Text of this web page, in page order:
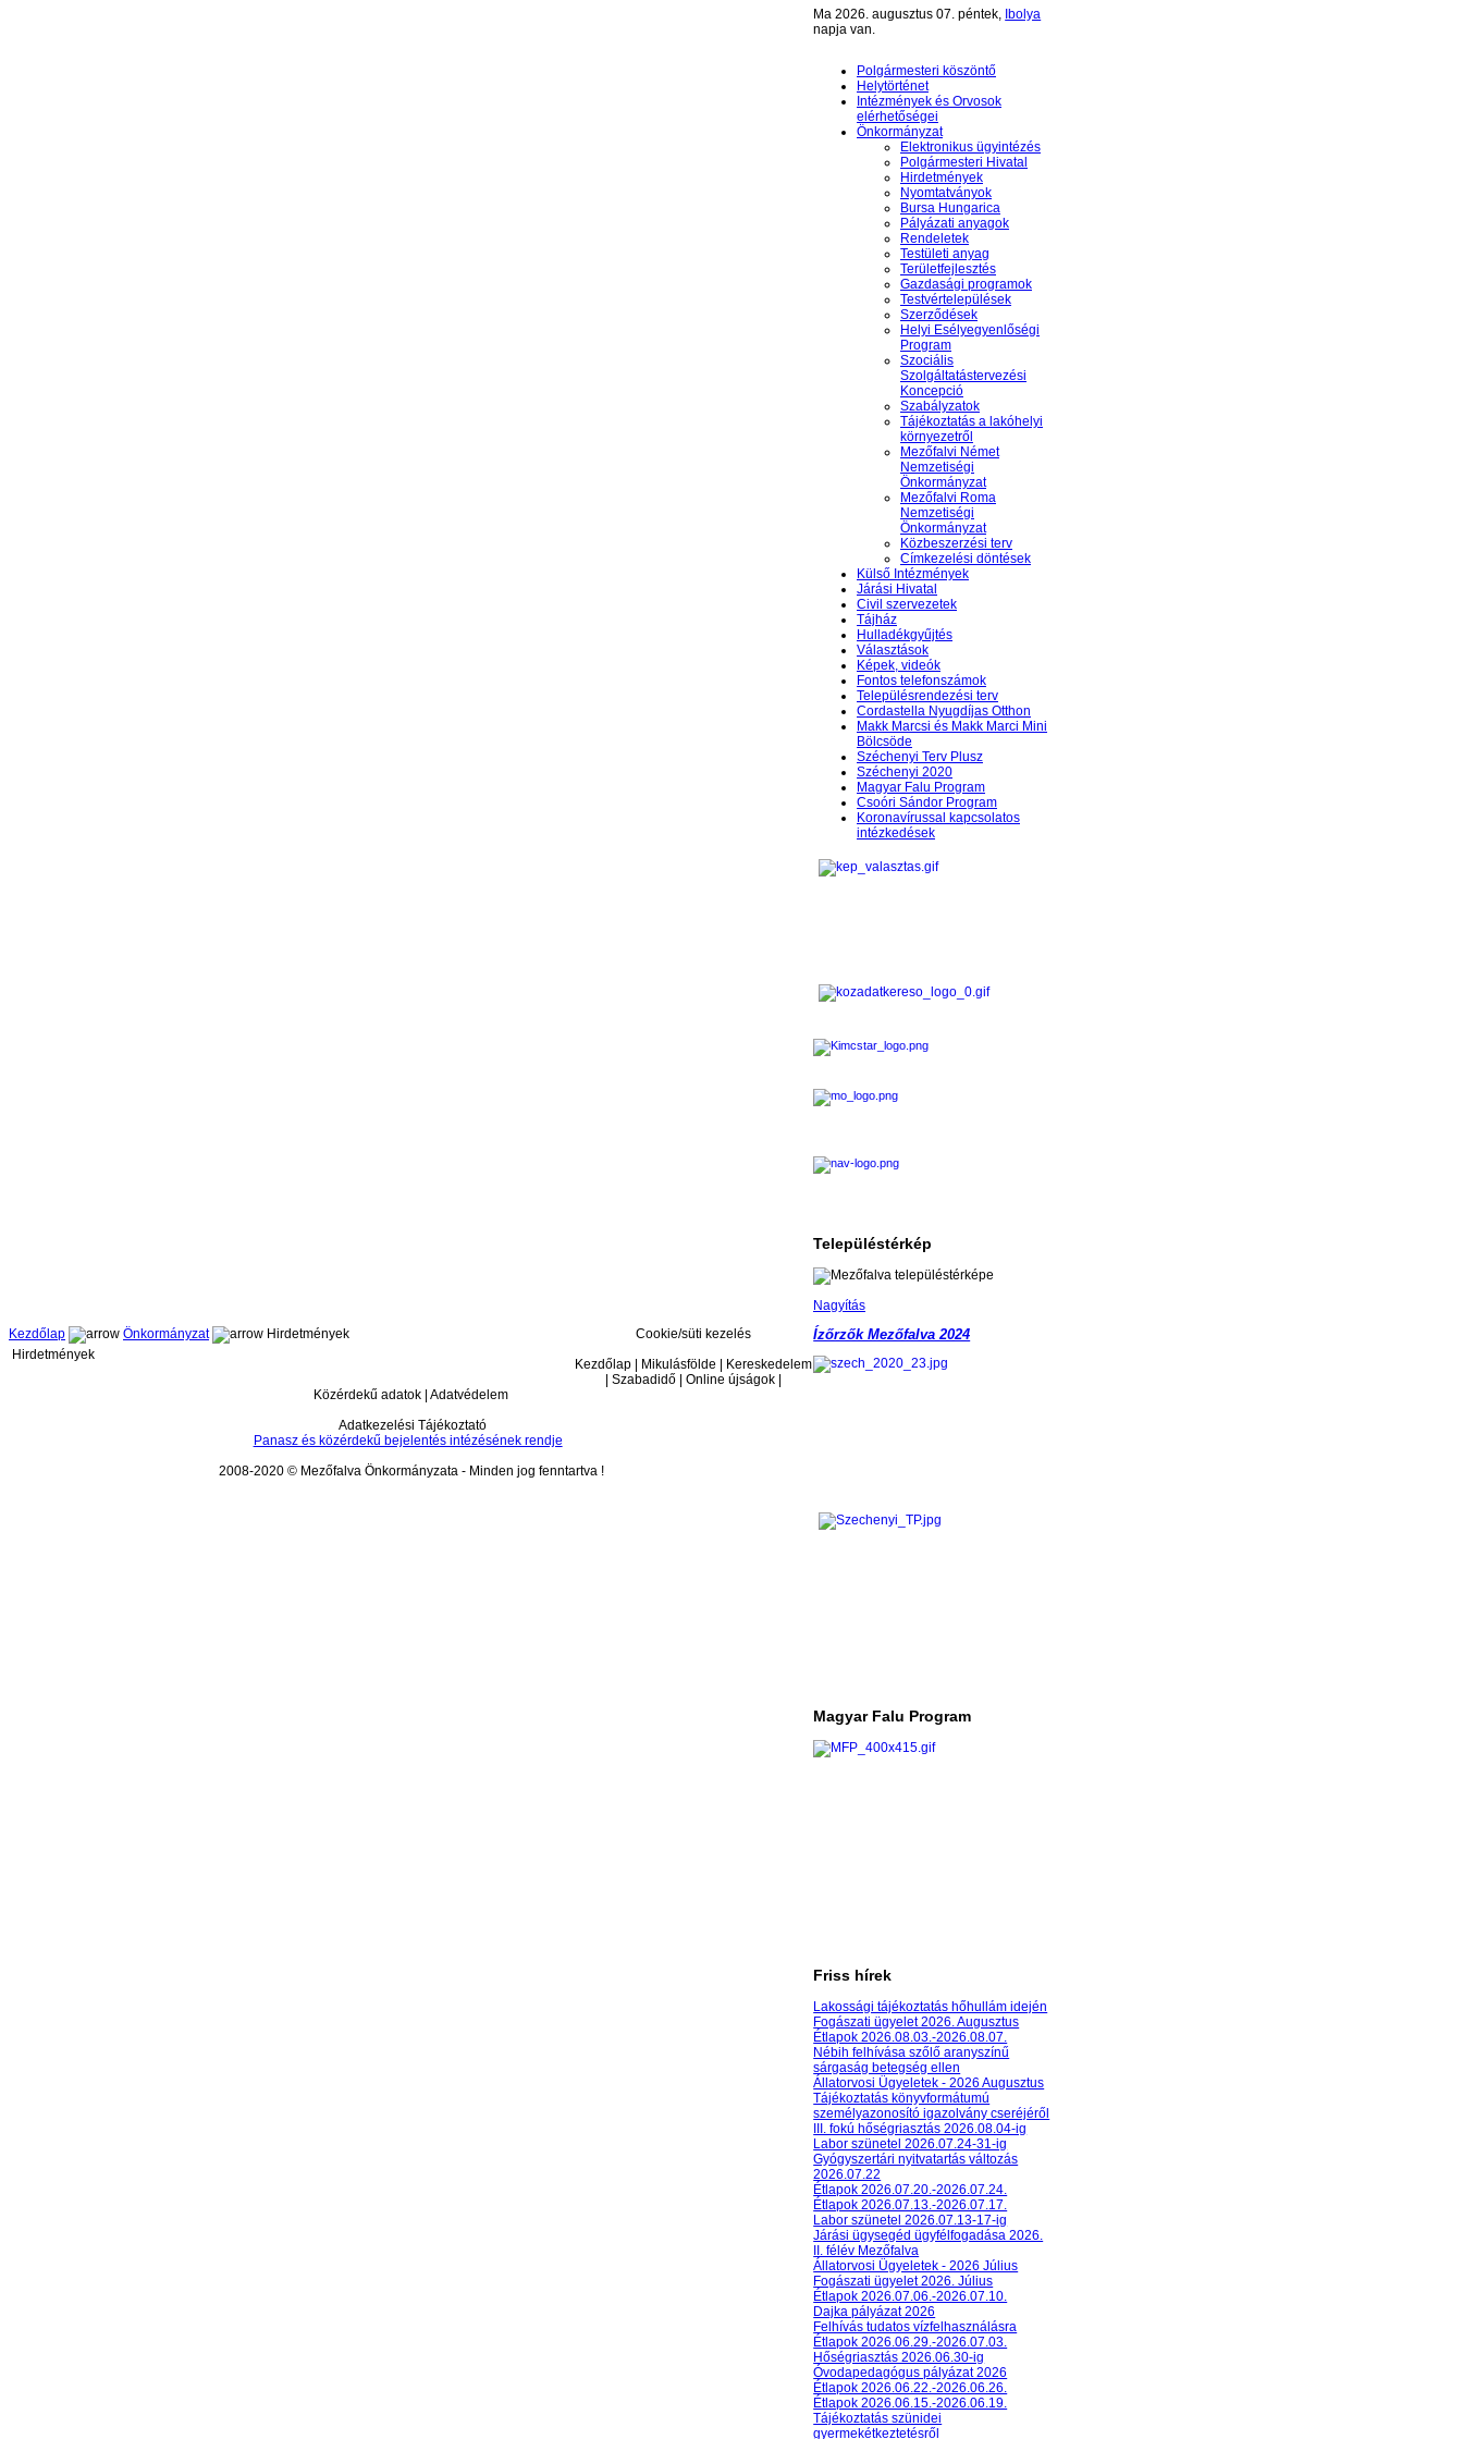
Ma 2026. augusztus 07. péntek, Ibolya
napja van.
Polgármesteri köszöntő
Helytörténet
Intézmények és Orvosok
elérhetőségei
Önkormányzat
Elektronikus ügyintézés
Polgármesteri Hivatal
Hirdetmények
Nyomtatványok
Bursa Hungarica
Pályázati anyagok
Rendeletek
Testületi anyag
Területfejlesztés
Gazdasági programok
Testvértelepülések
Szerződések
Helyi Esélyegyenlőségi
Program
Szociális
Szolgáltatástervezési
Koncepció
Szabályzatok
Tájékoztatás a lakóhelyi
környezetről
Mezőfalvi Német
Nemzetiségi
Önkormányzat
Mezőfalvi Roma
Nemzetiségi
Önkormányzat
Közbeszerzési terv
Címkezelési döntések
Külső Intézmények
Járási Hivatal
Civil szervezetek
Tájház
Hulladékgyűjtés
Választások
Képek, videók
Fontos telefonszámok
Településrendezési terv
Cordastella Nyugdíjas Otthon
Makk Marcsi és Makk Marci Mini
Bölcsöde
Széchenyi Terv Plusz
Széchenyi 2020
Magyar Falu Program
Csoóri Sándor Program
Koronavírussal kapcsolatos
intézkedések
Településtérkép
Nagyítás
Kezdőlap
Önkormányzat
Hirdetmények
Hirdetmények
Ízőrzők Mezőfalva 2024
Magyar Falu Program
Friss hírek
Lakossági tájékoztatás hőhullám idején
Fogászati ügyelet 2026. Augusztus
Étlapok 2026.08.03.-2026.08.07.
Nébih felhívása szőlő aranyszínű
sárgaság betegség ellen
Állatorvosi Ügyeletek - 2026 Augusztus
Tájékoztatás könyvformátumú
személyazonosító igazolvány cseréjéről
III. fokú hőségriasztás 2026.08.04-ig
Labor szünetel 2026.07.24-31-ig
Gyógyszertári nyitvatartás változás
2026.07.22
Étlapok 2026.07.20.-2026.07.24.
Étlapok 2026.07.13.-2026.07.17.
Labor szünetel 2026.07.13-17-ig
Járási ügysegéd ügyfélfogadása 2026.
II. félév Mezőfalva
Állatorvosi Ügyeletek - 2026 Július
Fogászati ügyelet 2026. Július
Étlapok 2026.07.06.-2026.07.10.
Dajka pályázat 2026
Felhívás tudatos vízfelhasználásra
Étlapok 2026.06.29.-2026.07.03.
Hőségriasztás 2026.06.30-ig
Óvodapedagógus pályázat 2026
Étlapok 2026.06.22.-2026.06.26.
Étlapok 2026.06.15.-2026.06.19.
Tájékoztatás szünidei
gyermekétkeztetésről
Cookie/süti kezelés
Kezdőlap | Mikulásfölde | Kereskedelem
| Szabadidő | Online újságok |
Közérdekű adatok | Adatvédelem
Adatkezelési Tájékoztató
Panasz és közérdekű bejelentés intézésének rendje
2008-2020 © Mezőfalva Önkormányzata - Minden jog fenntartva !